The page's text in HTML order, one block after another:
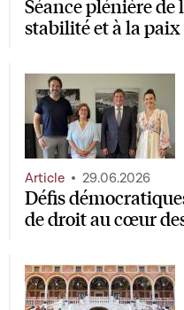
Séance plénière de
stabilité et à la
Défis
de droit au cœur
Article 29.06.2026